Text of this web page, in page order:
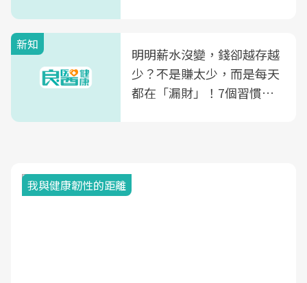
新知
明明薪水沒變，錢卻越存越
少？不是賺太少，而是每天
都在「漏財」！7個習慣一
我與健康韌性的距離